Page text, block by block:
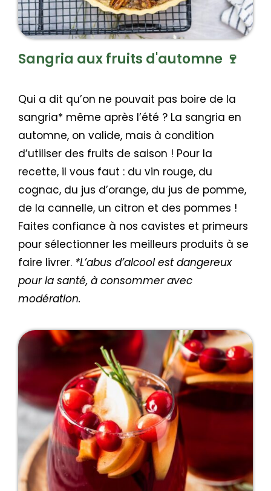
Sangria aux fruits d'automne 🍷
Qui a dit qu’on ne pouvait pas boire de la
sangria* même après l’été ? La sangria en
automne, on valide, mais à condition
d’utiliser des fruits de saison ! Pour la
recette, il vous faut : du vin rouge, du
cognac, du jus d’orange, du jus de pomme,
de la cannelle, un citron et des pommes !
Faites confiance à nos cavistes et primeurs
pour sélectionner les meilleurs produits à se
faire livrer. *L’abus d’alcool est dangereux
pour la santé, à consommer avec
modération.